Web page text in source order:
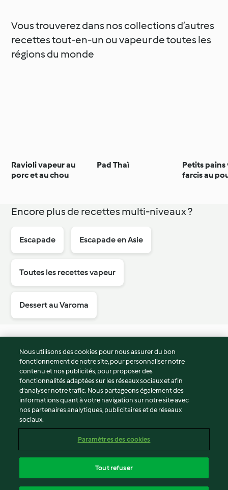
Vous trouverez dans nos collections d’autres
recettes tout-en-un ou vapeur de toutes les
régions du monde
Ravioli vapeur au
porc et au chou
Pad Thaï
Petits pains
farcis au
Encore plus de recettes multi-niveaux ?
Escapade Escapade en Asie
Toutes les recettes vapeur
Dessert au Varoma
© Copyright 2026
Conditions d'utilisation
Politique de confidentialité
Non-responsabilité
Mentions légales
Contenu du rapport
Déclaration d'accessibilité
Nous utilisons des cookies pour nous assurer du bon
fonctionnement de notre site, pour personnaliser notre
contenu et nos publicités, pour proposer des
fonctionnalités adaptées sur les réseaux sociaux et afin
d’analyser notre trafic. Nous partageons également des
informations quant à votre navigation sur notre site avec
nos partenaires analytiques, publicitaires et de réseaux
sociaux.
Paramètres des cookies
Tout refuser